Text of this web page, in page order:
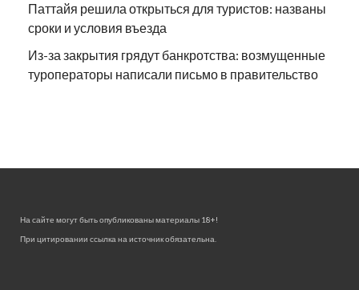
Паттайя решила открыться для туристов: названы
сроки и условия въезда
Из-за закрытия грядут банкротства: возмущенные
туроператоры написали письмо в правительство
На сайте могут быть опубликованы материалы 18+!
При цитировании ссылка на источник обязательна.